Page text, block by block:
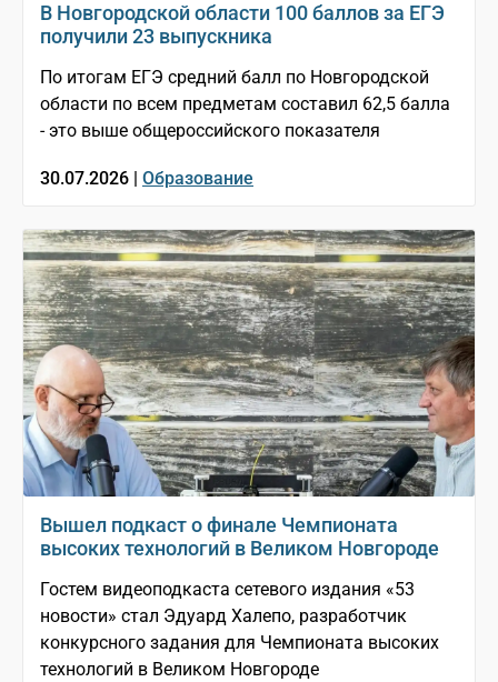
В Новгородской области 100 баллов за ЕГЭ
получили 23 выпускника
По итогам ЕГЭ средний балл по Новгородской
области по всем предметам составил 62,5 балла
- это выше общероссийского показателя
30.07.2026 | Образование
Вышел подкаст о финале Чемпионата
высоких технологий в Великом Новгороде
Гостем видеоподкаста сетевого издания «53
новости» стал Эдуард Халепо, разработчик
конкурсного задания для Чемпионата высоких
технологий в Великом Новгороде